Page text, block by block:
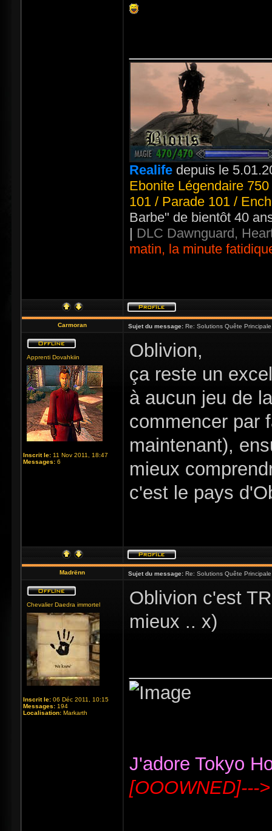
Realife depuis le
Ebonite Légendaire
101 / Parade 101 /
Barbe" de bientôt 40
| DLC Dawnguard,
matin, la minute
Carmoran Sujet du message: Re: Solutions Quête
Apprenti Dovahkiin
Inscrit le: 11 Nov 2011, 18:47
Messages: 6
Oblivion,
ça reste un
à aucun jeu de
commencer par
maintenant),
mieux
c'est le pays
Madrënn Sujet du message: Re: Solutions Quête
Chevalier Daedra immortel
Inscrit le: 06 Déc 2011, 10:15
Messages: 194
Localisation: Markarth
Oblivion c'est
mieux .. x)
J'adore Tokyo
[OOOWNED]--->